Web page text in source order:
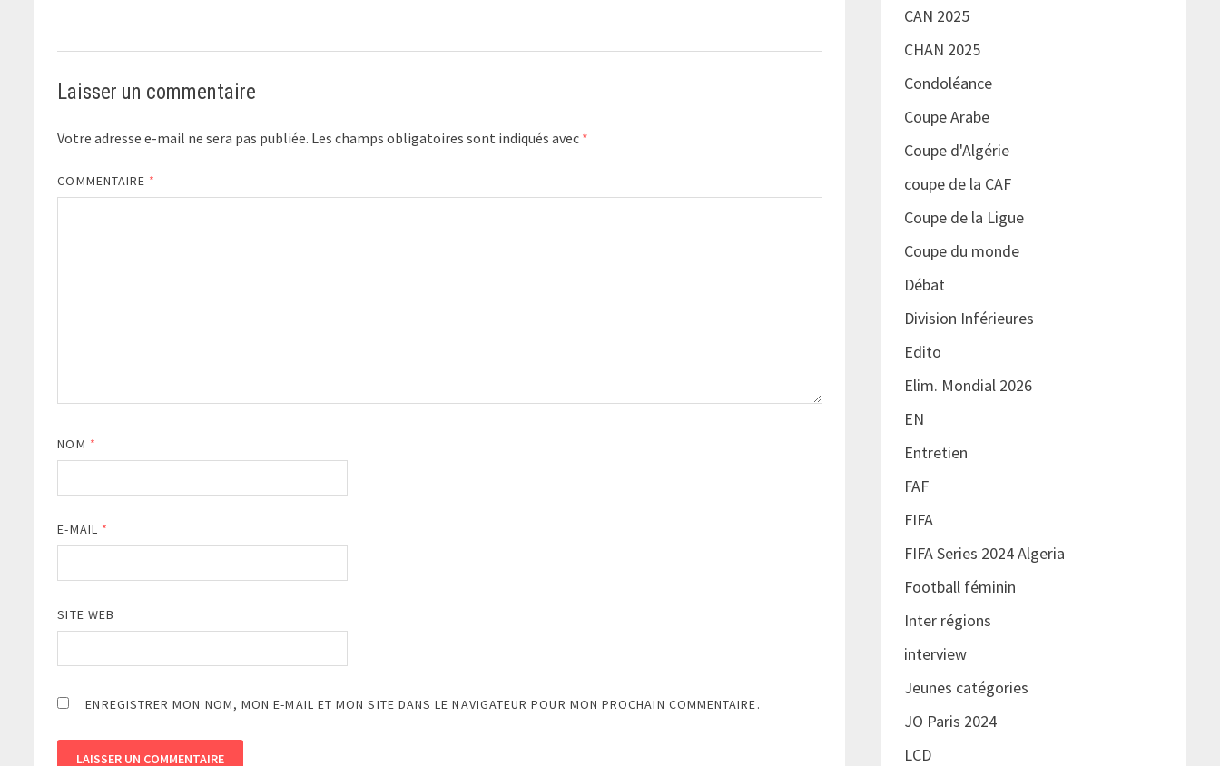
Laisser un commentaire
Votre adresse e-mail ne sera pas publiée. Les champs obligatoires sont indiqués avec *
COMMENTAIRE *
NOM *
E-MAIL *
SITE WEB
ENREGISTRER MON NOM, MON E-MAIL ET MON SITE DANS LE NAVIGATEUR POUR MON PROCHAIN COMMENTAIRE.
CAN 2025
CHAN 2025
Condoléance
Coupe Arabe
Coupe d'Algérie
coupe de la CAF
Coupe de la Ligue
Coupe du monde
Débat
Division Inférieures
Edito
Elim. Mondial 2026
EN
Entretien
FAF
FIFA
FIFA Series 2024 Algeria
Football féminin
Inter régions
interview
Jeunes catégories
JO Paris 2024
LCD